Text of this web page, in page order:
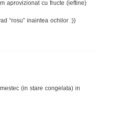
aprovizionat cu fructe (ieftine)
“rosu” inaintea ochilor :))
(in stare congelata) in